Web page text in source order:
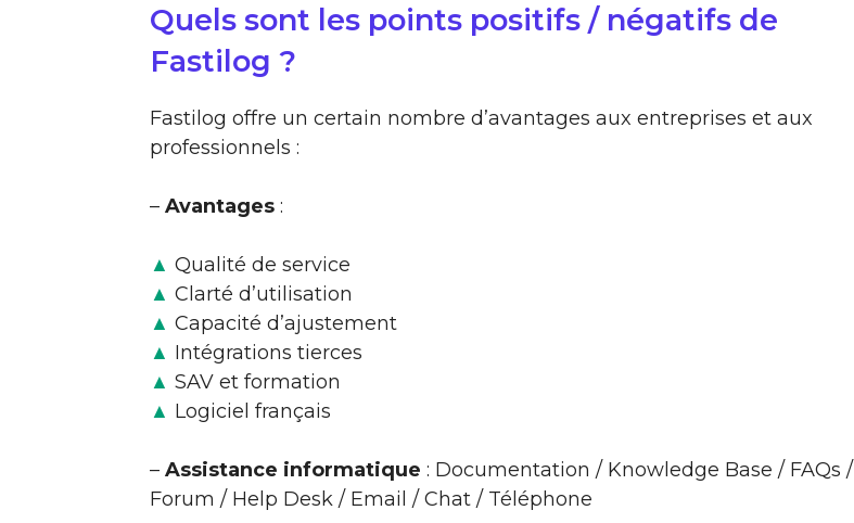
Quels sont les points positifs / négatifs de
Fastilog ?
Fastilog offre un certain nombre d’avantages aux entreprises et aux
professionnels :
– Avantages :
▲ Qualité de service
▲ Clarté d’utilisation
▲ Capacité d’ajustement
▲ Intégrations tierces
▲ SAV et formation
▲ Logiciel français
– Assistance informatique : Documentation / Knowledge Base / FAQs /
Forum / Help Desk / Email / Chat / Téléphone